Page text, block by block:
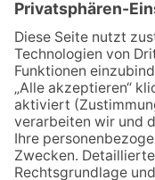
06.08.2026
09.07.2026